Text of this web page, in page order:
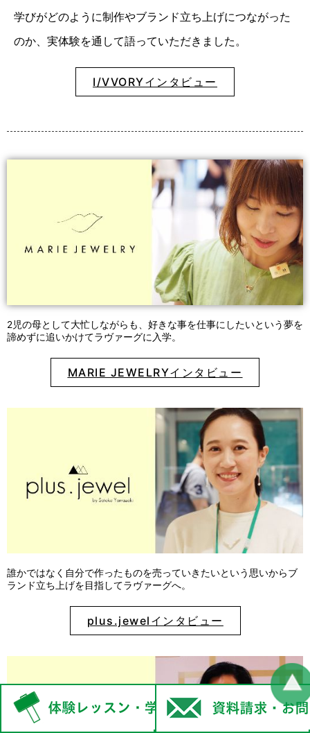
学びがどのように制作やブランド立ち上げにつながった
のか、実体験を通して語っていただきました。
I/VVORYインタビュー
2児の母として大忙しながらも、好きな事を仕事にしたいという夢を
諦めずに追いかけてラヴァーグに入学。
MARIE JEWELRYインタビュー
誰かではなく自分で作ったものを売っていきたいという思いからブ
ランド立ち上げを目指してラヴァーグへ。
plus.jewelインタビュー